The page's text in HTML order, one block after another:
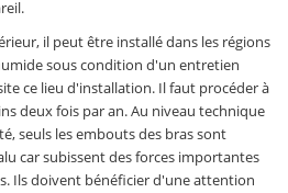
il peut être installé dans les régions
sous condition d'un entretien
ce lieu d'installation. Il faut procéder à
deux fois par an. Au niveau technique
seuls les embouts des bras sont
car subissent des forces importantes
Ils doivent bénéficier d'une attention